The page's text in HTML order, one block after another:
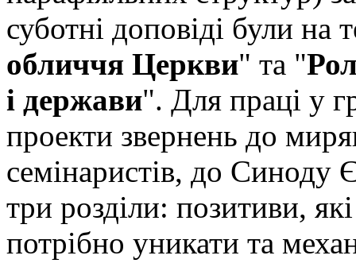
суботні доповіді були на
обличчя Церкви" та "
і держави". Для праці у
проекти звернень до
семінаристів, до Синоду
три розділи: позитиви,
потрібно уникати та